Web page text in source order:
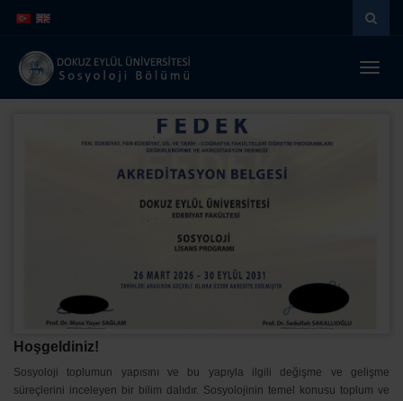
atla
atla
Hoşgeldiniz!
Sosyoloji toplumun yapısını ve bu yapıyla ilgili değişme ve gelişme
süreçlerini inceleyen bir bilim dalıdır. Sosyolojinin temel konusu toplum ve